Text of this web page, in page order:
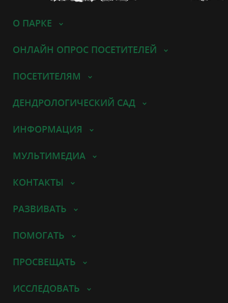
О ПАРКЕ
ОНЛАЙН ОПРОС ПОСЕТИТЕЛЕЙ
ПОСЕТИТЕЛЯМ
ДЕНДРОЛОГИЧЕСКИЙ САД
ИНФОРМАЦИЯ
МУЛЬТИМЕДИА
КОНТАКТЫ
РАЗВИВАТЬ
ПОМОГАТЬ
ПРОСВЕЩАТЬ
ИССЛЕДОВАТЬ